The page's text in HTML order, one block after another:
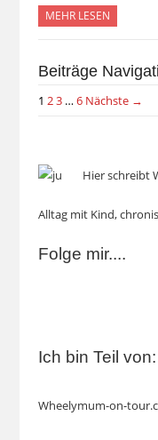
MEHR LESEN
Beiträge
1 23 …6 Nächste →
Hier schreibt
Alltag mit Kind,
Folge mir....
Ich bin Teil von:
Wheelymum-on-